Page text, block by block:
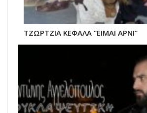
ΤΖΩΡΤΖΙΑ ΚΕΦΑΛΑ “ΕΙΜΑΙ ΑΡΝΙ”